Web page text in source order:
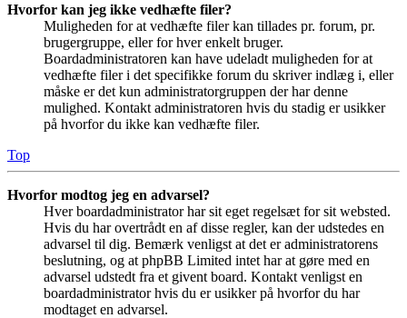
Hvorfor kan jeg ikke vedhæfte filer?
Muligheden for at vedhæfte filer kan tillades pr. forum, pr.
brugergruppe, eller for hver enkelt bruger.
Boardadministratoren kan have udeladt muligheden for at
vedhæfte filer i det specifikke forum du skriver indlæg i, eller
måske er det kun administratorgruppen der har denne
mulighed. Kontakt administratoren hvis du stadig er usikker
på hvorfor du ikke kan vedhæfte filer.
Top
Hvorfor modtog jeg en advarsel?
Hver boardadministrator har sit eget regelsæt for sit websted.
Hvis du har overtrådt en af disse regler, kan der udstedes en
advarsel til dig. Bemærk venligst at det er administratorens
beslutning, og at phpBB Limited intet har at gøre med en
advarsel udstedt fra et givent board. Kontakt venligst en
boardadministrator hvis du er usikker på hvorfor du har
modtaget en advarsel.